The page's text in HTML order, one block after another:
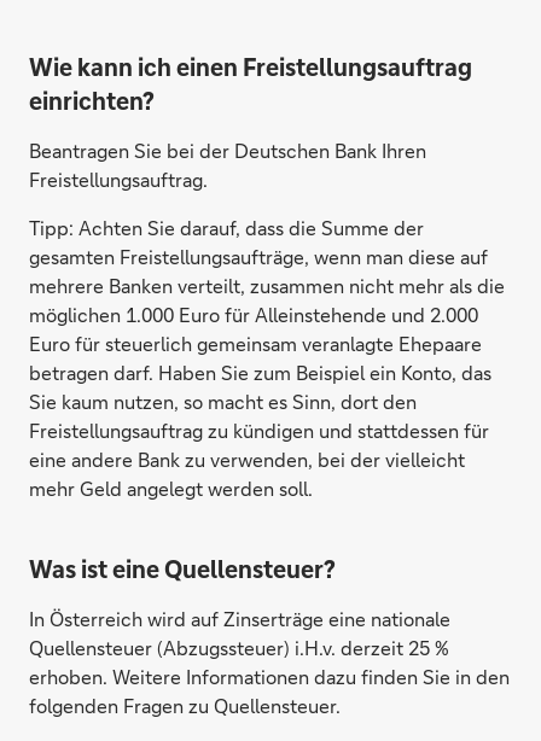
MyMoney Bank, Frankreich
Wie kann ich einen Freistellungsauftrag
einrichten?
Beantragen Sie bei der Deutschen Bank Ihren
Freistellungsauftrag.
Tipp: Achten Sie darauf, dass die Summe der
gesamten Freistellungsaufträge, wenn man diese auf
mehrere Banken verteilt, zusammen nicht mehr als die
möglichen 1.000 Euro für Alleinstehende und 2.000
Euro für steuerlich gemeinsam veranlagte Ehepaare
betragen darf. Haben Sie zum Beispiel ein Konto, das
Sie kaum nutzen, so macht es Sinn, dort den
Freistellungsauftrag zu kündigen und stattdessen für
eine andere Bank zu verwenden, bei der vielleicht
mehr Geld angelegt werden soll.
Was ist eine Quellensteuer?
In Österreich wird auf Zinserträge eine nationale
Quellensteuer (Abzugssteuer) i.H.v. derzeit 25 %
erhoben. Weitere Informationen dazu finden Sie in den
folgenden Fragen zu Quellensteuer.